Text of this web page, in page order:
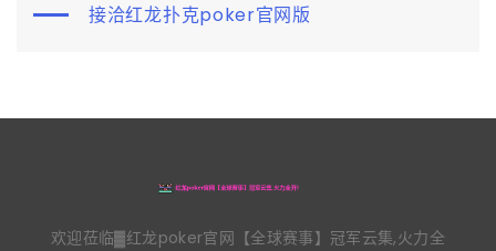
接洽红龙扑克poker官网版
欢迎莅临▓红龙poker官网【全球赛事】冠军云集,火力全